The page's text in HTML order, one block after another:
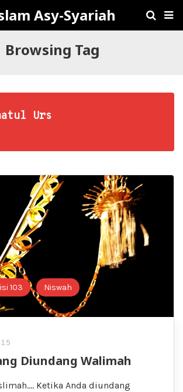
Asy-Syariah
Browsing Tag
Urs
103 Niswah
Diundang Walimah
Ketika Anda diundang